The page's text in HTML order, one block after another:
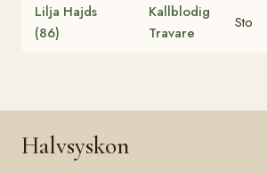
Lilja Hajds
(86)
Kallblodig
Travare
Sto
Halvsyskon